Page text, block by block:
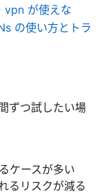
vpn が使えな
の使い方とトラ
ずつ試したい場
ケースが多い
るリスクが減る